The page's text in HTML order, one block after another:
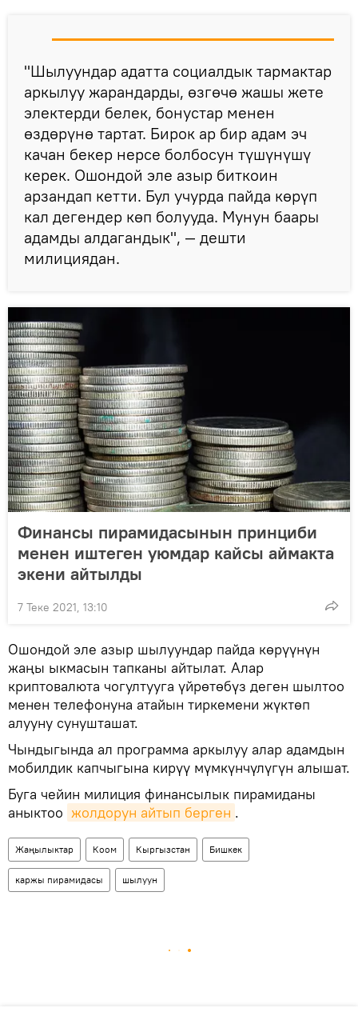
"Шылуундар адатта социалдык тармактар
аркылуу жарандарды, өзгөчө жашы жете
электерди белек, бонустар менен
өздөрүнө тартат. Бирок ар бир адам эч
качан бекер нерсе болбосун түшүнүшү
керек. Ошондой эле азыр биткоин
арзандап кетти. Бул учурда пайда көрүп
кал дегендер көп болууда. Мунун баары
адамды алдагандык", — дешти
милициядан.
Финансы пирамидасынын принциби
менен иштеген уюмдар кайсы аймакта
экени айтылды
7 Теке 2021, 13:10
Ошондой эле азыр шылуундар пайда көрүүнүн
жаңы ыкмасын тапканы айтылат. Алар
криптовалюта чогултууга үйрөтөбүз деген шылтоо
менен телефонуна атайын тиркемени жүктөп
алууну сунушташат.
Чындыгында ал программа аркылуу алар адамдын
мобилдик капчыгына кирүү мүмкүнчүлүгүн алышат.
Буга чейин милиция финансылык пирамиданы
аныктоо жолдорун айтып берген .
Жаңылыктар Коом Кыргызстан Бишкек
каржы пирамидасы шылуун